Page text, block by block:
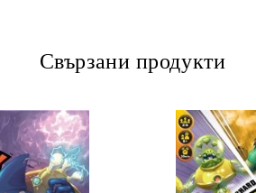
Свързани продукти